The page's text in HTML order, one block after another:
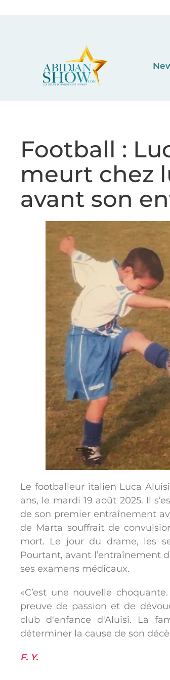
Football :
meurt chez
avant son
Le footballeur italien Luca
ans, le mardi 19 août 2025. Il
de son premier entraînement
de Marta souffrait de
mort. Le jour du drame, les
Pourtant, avant l’entraînement
ses examens médicaux.
«C’est une nouvelle
preuve de passion et de
club d'enfance d'Aluisi. La
déterminer la cause de son
F. Y.